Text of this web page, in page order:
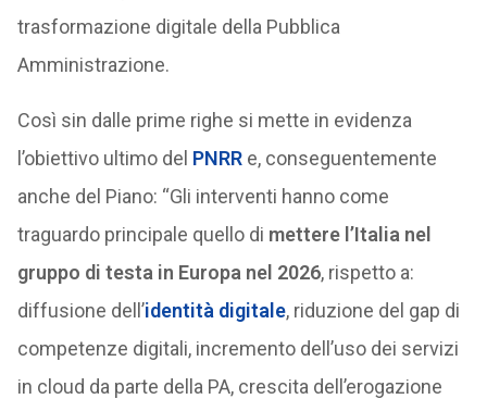
trasformazione digitale della Pubblica
Amministrazione.
Così sin dalle prime righe si mette in evidenza
l’obiettivo ultimo del PNRR e, conseguentemente
anche del Piano: “Gli interventi hanno come
traguardo principale quello di mettere l’Italia nel
gruppo di testa in Europa nel 2026, rispetto a:
diffusione dell’identità digitale, riduzione del gap di
competenze digitali, incremento dell’uso dei servizi
in cloud da parte della PA, crescita dell’erogazione